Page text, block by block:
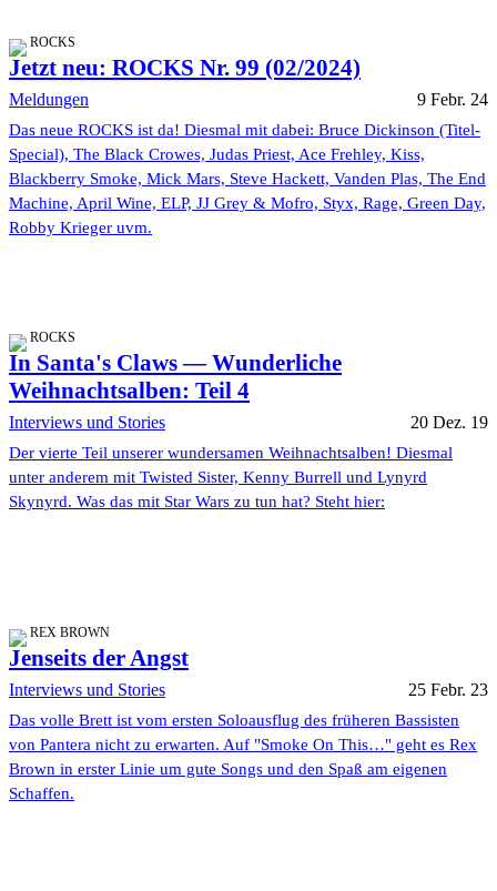
ROCKS
Jetzt neu: ROCKS Nr. 99 (02/2024)
Meldungen 9 Febr. 24
Das neue ROCKS ist da! Diesmal mit dabei: Bruce Dickinson (Titel-
Special), The Black Crowes, Judas Priest, Ace Frehley, Kiss,
Blackberry Smoke, Mick Mars, Steve Hackett, Vanden Plas, The End
Machine, April Wine, ELP, JJ Grey & Mofro, Styx, Rage, Green Day,
Robby Krieger uvm.
ROCKS
In Santa's Claws — Wunderliche
Weihnachtsalben: Teil 4
Interviews und Stories 20 Dez. 19
Der vierte Teil unserer wundersamen Weihnachtsalben! Diesmal
unter anderem mit Twisted Sister, Kenny Burrell und Lynyrd
Skynyrd. Was das mit Star Wars zu tun hat? Steht hier:
REX BROWN
Jenseits der Angst
Interviews und Stories 25 Febr. 23
Das volle Brett ist vom ersten Soloausflug des früheren Bassisten
von Pantera nicht zu erwarten. Auf "Smoke On This…" geht es Rex
Brown in erster Linie um gute Songs und den Spaß am eigenen
Schaffen.